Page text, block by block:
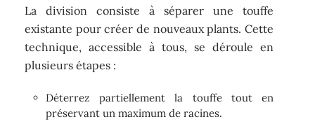
La division consiste à séparer une touffe
existante pour créer de nouveaux plants. Cette
technique, accessible à tous, se déroule en
plusieurs étapes :
Déterrez partiellement la touffe tout en
préservant un maximum de racines.